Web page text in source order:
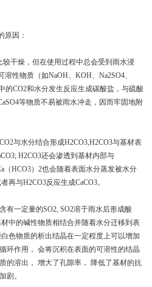
因：
干燥，但在使用过程中总会受到雨水浸
性物质（如NaOH、KOH、Na2SO4、
的CO2和水分发生反应生成碳酸盐，与硫酸
等物质不易被雨水冲走，因而牢固地附
与水分结合形成H2CO3,H2CO3与基材表
H2CO3还会渗透到基材内部与
（HCO3）2也会随着表面水分蒸发被水分
再与H2CO3反应生成CaCO3。
一定量的SO2, SO2溶于雨水后形成酸
中的碱性物质相结合并随着水分迁移到表
色物质的析出结晶在一定程度上可以增加
环作用， 会将沉积在表面的可溶性的结晶
的溶出， 增大了孔隙率， 降低了基材的抗
剧。